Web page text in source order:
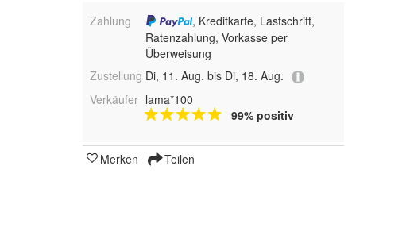
Zahlung
, Kreditkarte, Lastschrift,
Ratenzahlung, Vorkasse per
Überweisung
Zustellung Di, 11. Aug. bis Di, 18. Aug.
Verkäufer lama*100
99% positiv
Merken Teilen